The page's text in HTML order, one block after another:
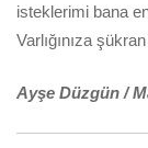
isteklerimi bana
Varlığınıza
Ayşe Düzgün /